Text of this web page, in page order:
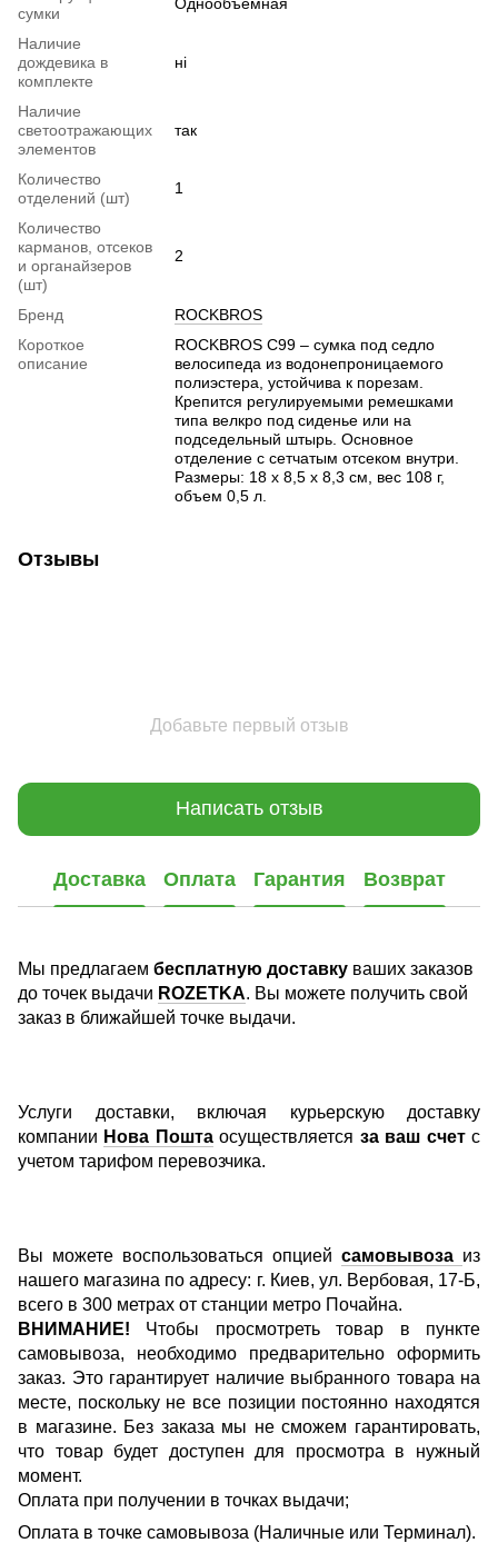
сумки
Наличие
дождевика в
комплекте
ні
Наличие
светоотражающих
элементов
так
Количество
отделений (шт)
1
Количество
карманов, отсеков
и органайзеров
(шт)
2
Бренд
ROCKBROS
Короткое
описание
ROCKBROS C99 – сумка под седло
велосипеда из водонепроницаемого
полиэстера, устойчива к порезам.
Крепится регулируемыми ремешками
типа велкро под сиденье или на
подседельный штырь. Основное
отделение с сетчатым отсеком внутри.
Размеры: 18 x 8,5 x 8,3 см, вес 108 г,
объем 0,5 л.
Отзывы
Добавьте первый отзыв
Написать отзыв
Доставка Оплата Гарантия Возврат
Мы предлагаем бесплатную доставку ваших заказов
до точек выдачи ROZETKA. Вы можете получить свой
заказ в ближайшей точке выдачи.
Услуги доставки, включая курьерскую доставку
компании Нова Поштаосуществляется за ваш счетс
учетом тарифом перевозчика.
Вы можете воспользоваться опцией самовывоза из
нашего магазина по адресу: г. Киев, ул. Вербовая, 17-Б,
всего в 300 метрах от станции метро Почайна.
ВНИМАНИЕ! Чтобы просмотреть товар в пункте
самовывоза, необходимо предварительно оформить
заказ. Это гарантирует наличие выбранного товара на
месте, поскольку не все позиции постоянно находятся
в магазине. Без заказа мы не сможем гарантировать,
что товар будет доступен для просмотра в нужный
момент.
Оплата при получении в точках выдачи;
Оплата в точке самовывоза (Наличные или Терминал).